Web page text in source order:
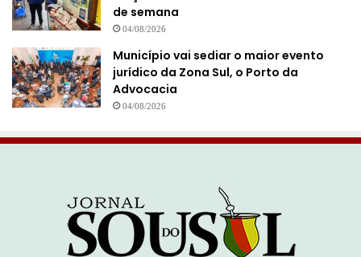
de semana
04/08/2026
Município vai sediar o maior evento
jurídico da Zona Sul, o Porto da
Advocacia
04/08/2026